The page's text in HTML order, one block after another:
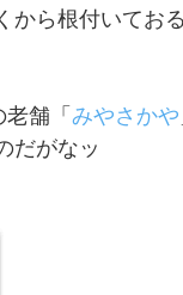
から根付いてお
舗「 みやさかや
だがなッ